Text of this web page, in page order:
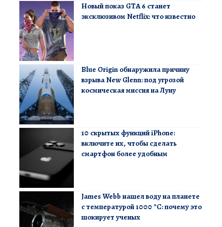
Новый показ GTA 6 станет
эксклюзивом Netflix: что известно
Blue Origin обнаружила причину
взрыва New Glenn: под угрозой
космическая миссия на Луну
10 скрытых функций iPhone:
включите их, чтобы сделать
смартфон более удобным
James Webb нашел воду на планете
с температурой 1000 °C: почему это
шокирует ученых